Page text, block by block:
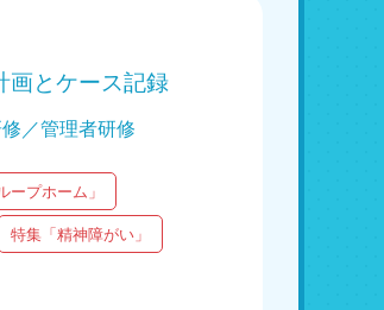
画とケース記録
／管理者研修
ープホーム」
特集「精神障がい」